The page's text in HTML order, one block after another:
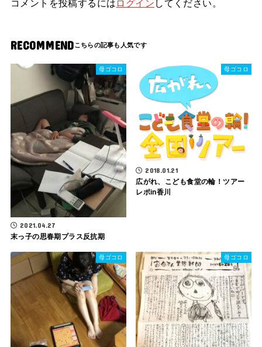
コメントを投稿するには ログイン してください。
RECOMMEND
母ゴコロ
2021.04.27
末っ子の思春期プラス反抗期
母ゴコロ
2018.01.21
広がれ、こども食堂の輪！ツアー
レポin香川
母ゴコロ 母ゴコロ